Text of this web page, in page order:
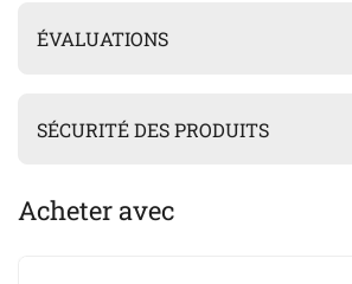
ÉVALUATIONS
SÉCURITÉ DES PRODUITS
Acheter avec